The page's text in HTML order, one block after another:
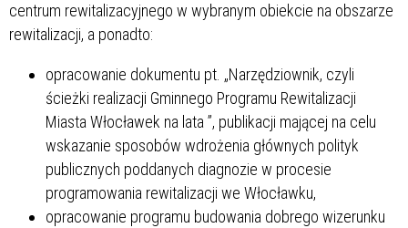
centrum rewitalizacyjnego w wybranym obiekcie na obszarze
rewitalizacji, a ponadto:
opracowanie dokumentu pt. „Narzędziownik, czyli
ścieżki realizacji Gminnego Programu Rewitalizacji
Miasta Włocławek na lata”, publikacji mającej na celu
wskazanie sposobów wdrożenia głównych polityk
publicznych poddanych diagnozie w procesie
programowania rewitalizacji we Włocławku,
opracowanie programu budowania dobrego wizerunku